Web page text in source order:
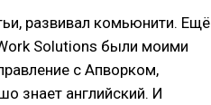
развивал комьюнити. Ещё
Solutions были моими
с Апворком,
знает английский. И